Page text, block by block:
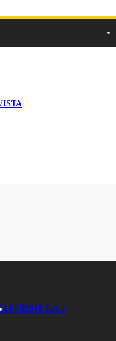
FORMULA 1